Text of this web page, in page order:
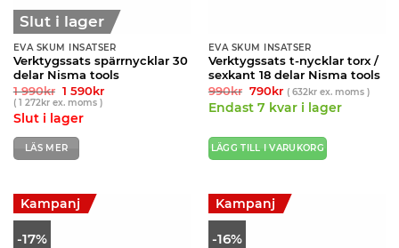
Slut i lager
EVA SKUM INSATSER
Verktygssats spärrnycklar 30
delar Nisma tools
1 990kr Det
ursprungliga
var:
990kr.
1 590krDet
( 1 272krex. moms )
Slut i lager
LÄS MER
EVA SKUM INSATSER
Verktygssats t-nycklar torx /
sexkant 18 delar Nisma tools
990kr Det
ursprungliga
priset
790krDet
nuvarande
priset
( 632krex. moms )
Endast 7 kvar i lager
LÄGG TILL I VARUKORG
-17%
Kampanj
-16%
Kampanj